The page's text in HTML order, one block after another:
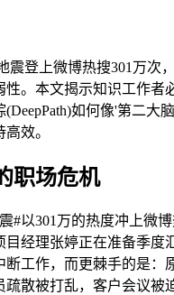
震登上微博热搜301万次
性。本文揭示知识工作者
如何像'第二大
效。
职场危机
#以301万的热度冲上微
目经理张婷正在准备季度
断工作，而更棘手的是：
疏散被打乱，客户会议被